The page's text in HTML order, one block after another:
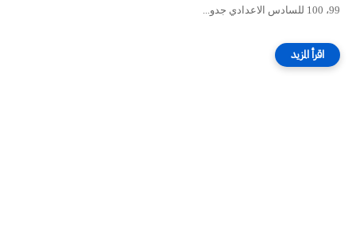
99، 100 للسادس الاعدادي جدو...